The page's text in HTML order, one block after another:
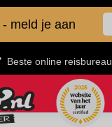
- meld je aan
Beste online reisbureau